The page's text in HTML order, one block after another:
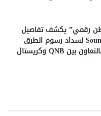
رقمي” يكشف تفاصيل
إطلاق تقنية Soundbox لسداد رسوم الطرق
(الكارتة) إلكترونياً بالتعاون بين QNB وكريستال